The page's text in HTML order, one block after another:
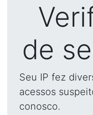
de
Seu IP fez
acessos
conosco.